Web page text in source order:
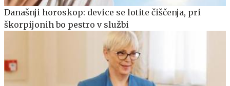
Današnji horoskop: device se lotite čiščenja, pri
škorpijonih bo pestro v službi